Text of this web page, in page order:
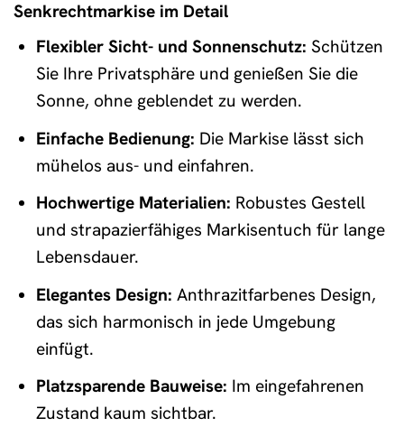
Senkrechtmarkise im Detail
Flexibler Sicht- und Sonnenschutz: Schützen
Sie Ihre Privatsphäre und genießen Sie die
Sonne, ohne geblendet zu werden.
Einfache Bedienung: Die Markise lässt sich
mühelos aus- und einfahren.
Hochwertige Materialien: Robustes Gestell
und strapazierfähiges Markisentuch für lange
Lebensdauer.
Elegantes Design: Anthrazitfarbenes Design,
das sich harmonisch in jede Umgebung
einfügt.
Platzsparende Bauweise: Im eingefahrenen
Zustand kaum sichtbar.